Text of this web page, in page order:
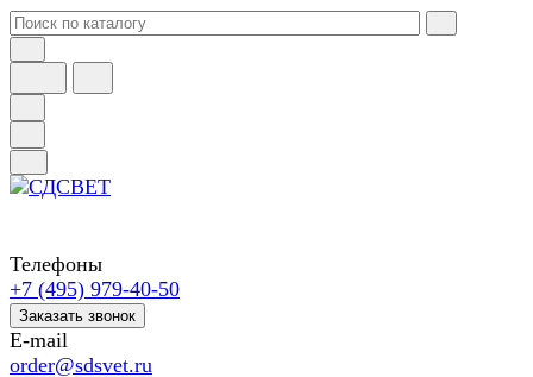
Телефоны
+7 (495) 979-40-50
Заказать звонок
E-mail
order@sdsvet.ru